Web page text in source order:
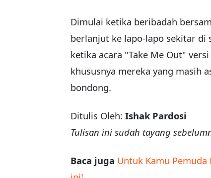
Dimulai ketika beribadah
berlanjut ke lapo-lapo sekitar di
ketika acara "Take Me Out"
khususnya mereka yang masih
bondong.
Ditulis Oleh: Ishak Pardosi
Tulisan ini sudah tayang
Baca juga Untuk Kamu